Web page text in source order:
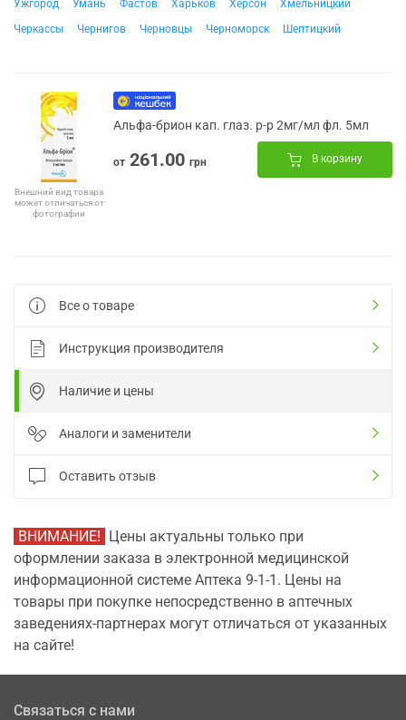
Ужгород
Умань Фастов Харьков Херсон
Хмельницкий
Черкассы
Чернигов Черновцы Черноморск Шептицкий
Внешний вид товара
может отличаться от
фотографии
Альфа-брион кап. глаз. р-р 2мг/мл фл. 5мл
от 261.00 грн В корзину
Все о товаре
Инструкция производителя
Наличие и цены
Аналоги и заменители
Оставить отзыв
ВНИМАНИЕ! Цены актуальны только при
оформлении заказа в электронной медицинской
информационной системе Аптека 9-1-1. Цены на
товары при покупке непосредственно в аптечных
заведениях-партнерах могут отличаться от указанных
на сайте!
Связаться с нами